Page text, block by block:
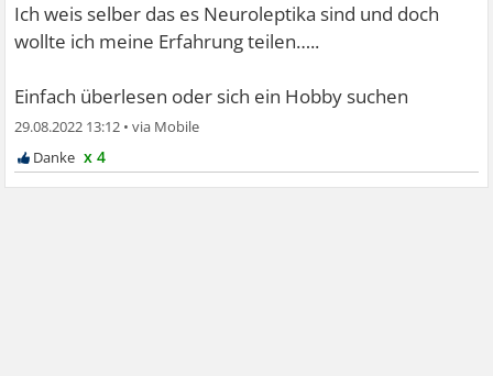
Ich weis selber das es Neuroleptika sind und doch
wollte ich meine Erfahrung teilen…..
Einfach überlesen oder sich ein Hobby suchen
29.08.2022 13:12 •
x 4